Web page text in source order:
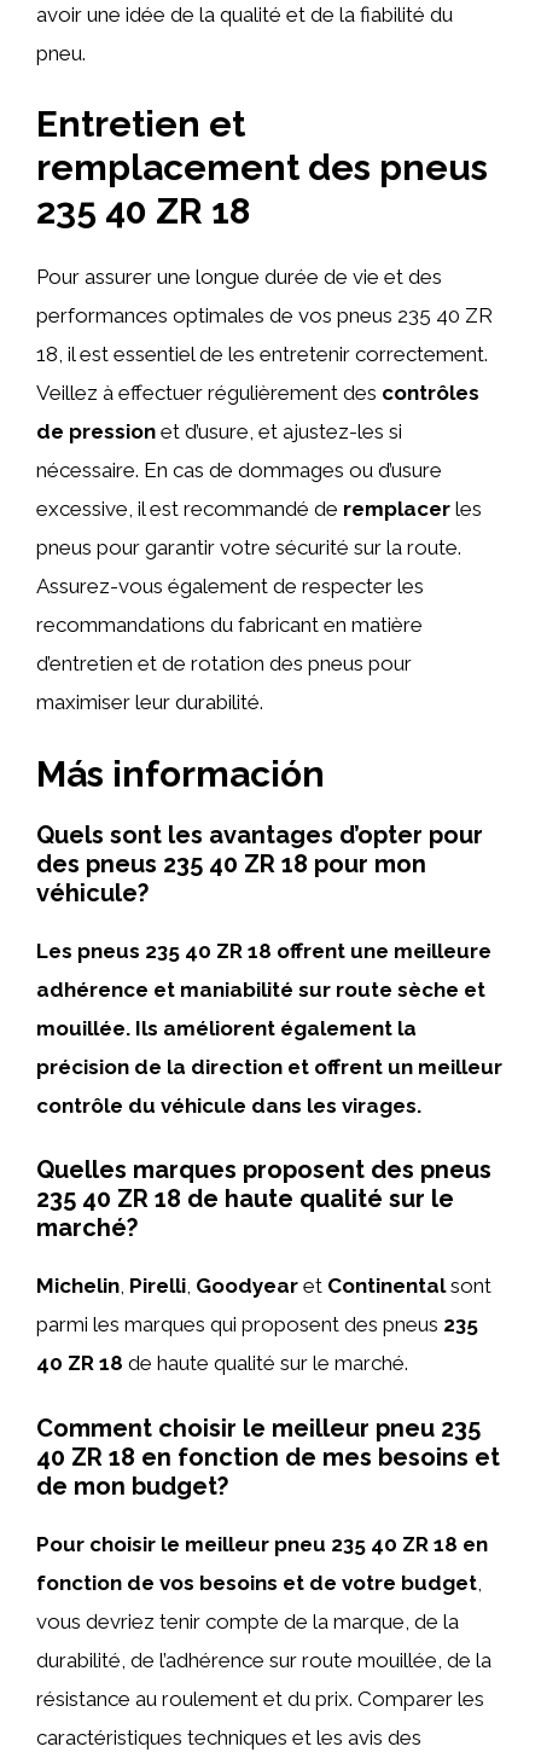
avoir une idée de la qualité et de la fiabilité du
pneu.
Entretien et
remplacement des pneus
235 40 ZR 18
Pour assurer une longue durée de vie et des
performances optimales de vos pneus 235 40 ZR
18, il est essentiel de les entretenir correctement.
Veillez à effectuer régulièrement des contrôles
de pression et d’usure, et ajustez-les si
nécessaire. En cas de dommages ou d’usure
excessive, il est recommandé de remplacer les
pneus pour garantir votre sécurité sur la route.
Assurez-vous également de respecter les
recommandations du fabricant en matière
d’entretien et de rotation des pneus pour
maximiser leur durabilité.
Más información
Quels sont les avantages d’opter pour
des pneus 235 40 ZR 18 pour mon
véhicule?
Les pneus 235 40 ZR 18 offrent une meilleure
adhérence et maniabilité sur route sèche et
mouillée. Ils améliorent également la
précision de la direction et offrent un meilleur
contrôle du véhicule dans les virages.
Quelles marques proposent des pneus
235 40 ZR 18 de haute qualité sur le
marché?
Michelin, Pirelli, Goodyear et Continentalsont
parmi les marques qui proposent des pneus 235
40 ZR 18 de haute qualité sur le marché.
Comment choisir le meilleur pneu 235
40 ZR 18 en fonction de mes besoins et
de mon budget?
Pour choisir le meilleur pneu 235 40 ZR 18 en
fonction de vos besoins et de votre budget
vous devriez tenir compte de la marque, de la
durabilité, de l’adhérence sur route mouillée, de la
résistance au roulement et du prix. Comparer les
caractéristiques techniques et les avis des